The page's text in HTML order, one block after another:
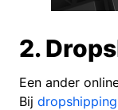
2.
Een ander
Bij dropshipping